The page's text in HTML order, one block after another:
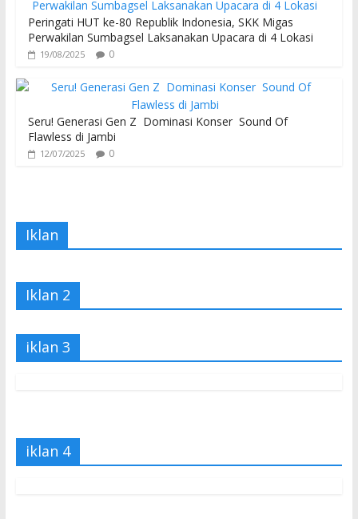
Peringati HUT ke-80 Republik Indonesia, SKK Migas
Perwakilan Sumbagsel Laksanakan Upacara di 4 Lokasi
19/08/2025 0
Seru! Generasi Gen Z Dominasi Konser Sound Of
Flawless di Jambi
12/07/2025 0
Iklan
Iklan 2
iklan 3
iklan 4